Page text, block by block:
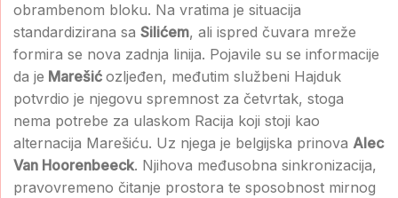
obrambenom bloku. Na vratima je situacija
standardizirana sa Silićem, ali ispred čuvara mreže
formira se nova zadnja linija. Pojavile su se informacije
da je Marešić ozljeđen, međutim službeni Hajduk
potvrdio je njegovu spremnost za četvrtak, stoga
nema potrebe za ulaskom Racija koji stoji kao
alternacija Marešiću. Uz njega je belgijska prinova Alec
Van Hoorenbeeck. Njihova međusobna sinkronizacija,
pravovremeno čitanje prostora te sposobnost mirnog